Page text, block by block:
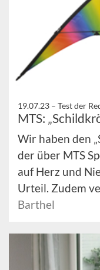
19.07.23 – Test der
MTS:
Wir haben den
der über MTS
auf Herz und
Urteil. Zudem
Barthel